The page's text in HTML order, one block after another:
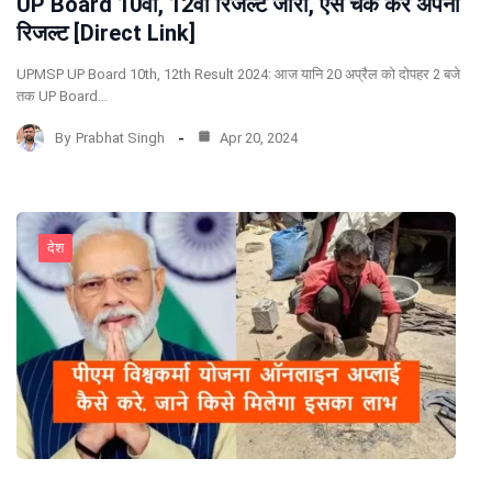
रिजल्ट [Direct Link]
UPMSP UP Board 10th, 12th Result 2024: आज यानि 20 अप्रैल को दोपहर 2 बजे
तक UP Board…
By Prabhat Singh Apr 20, 2024
देश